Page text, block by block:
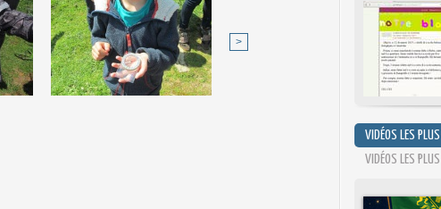
>
VIDÉOS LES PLUS
VIDÉOS LES